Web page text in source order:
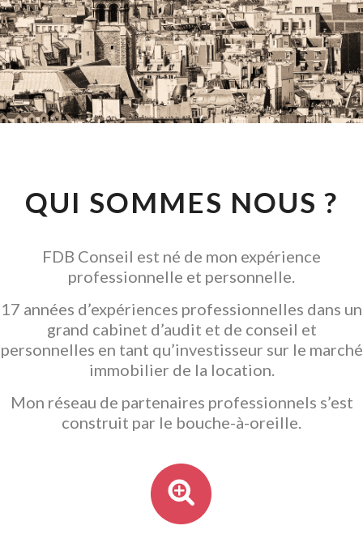
CONSEIL EN
INVESTISSEMENT
LOCATIF
GARANTIR L' ACQUISITION
QUI SOMMES NOUS ?
FDB Conseil est né de mon expérience
professionnelle et personnelle.
17 années d’expériences professionnelles dans un
grand cabinet d’audit et de conseil et
personnelles en tant qu’investisseur sur le marché
immobilier de la location.
Mon réseau de partenaires professionnels s’est
construit par le bouche-à-oreille.